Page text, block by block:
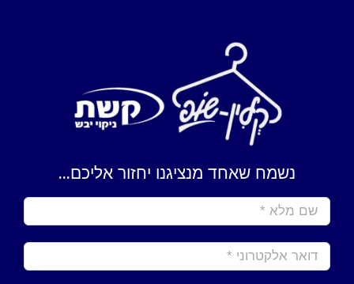
נשמח שאחד מנציגנו יחזור אליכם...